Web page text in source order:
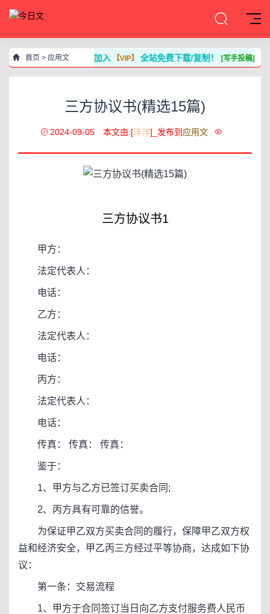
首页 > 应用文 加入【VIP】全站免费下载/复制！[写手投稿]
三方协议书(精选15篇)
2024-09-05 本文由:[洋洋]_发布到 应用文
三方协议书1
甲方：
法定代表人：
电话：
乙方：
法定代表人：
电话：
丙方：
法定代表人：
电话：
传真： 传真： 传真：
鉴于：
1、甲方与乙方已签订买卖合同;
2、丙方具有可靠的信誉。
为保证甲乙双方买卖合同的履行，保障甲乙双方权
益和经济安全，甲乙丙三方经过平等协商，达成如下协
议：
第一条：交易流程
1、甲方于合同签订当日向乙方支付服务费人民币